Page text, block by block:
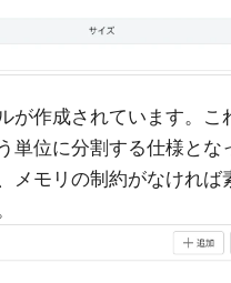
が作成されています。
単位に分割する仕様と
メモリの制約がなけれ